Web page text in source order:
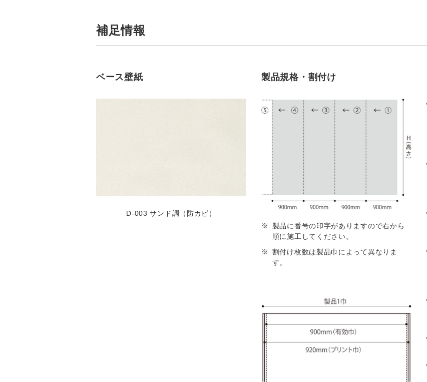
補足情報
ベース壁紙
D-003 サンド調（防カビ）
製品規格・割付け
製品に番号の印字がありますので右から
順に施工してください。
割付け枚数は製品巾によって異なりま
す。